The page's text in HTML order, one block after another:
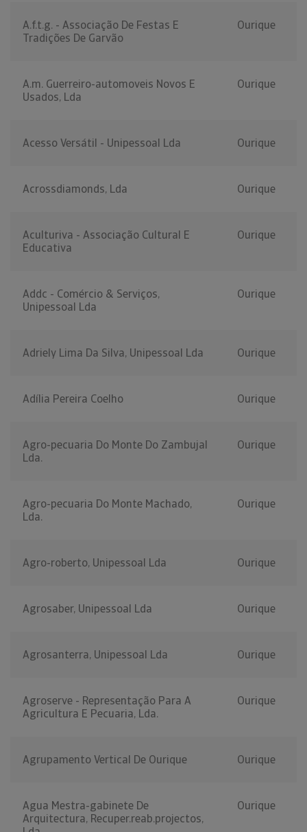
A.f.t.g. - Associação De Festas E
Tradições De Garvão
Ourique
A.m. Guerreiro-automoveis Novos E
Usados, Lda
Ourique
Acesso Versátil - Unipessoal Lda Ourique
Acrossdiamonds, Lda Ourique
Aculturiva - Associação Cultural E
Educativa
Ourique
Addc - Comércio & Serviços,
Unipessoal Lda
Ourique
Adriely Lima Da Silva, Unipessoal Lda Ourique
Adília Pereira Coelho Ourique
Agro-pecuaria Do Monte Do Zambujal
Lda.
Ourique
Agro-pecuaria Do Monte Machado,
Lda.
Ourique
Agro-roberto, Unipessoal Lda Ourique
Agrosaber, Unipessoal Lda Ourique
Agrosanterra, Unipessoal Lda Ourique
Agroserve - Representação Para A
Agricultura E Pecuaria, Lda.
Ourique
Agrupamento Vertical De Ourique Ourique
Agua Mestra-gabinete De
Arquitectura, Recuper.reab.projectos,
Ourique